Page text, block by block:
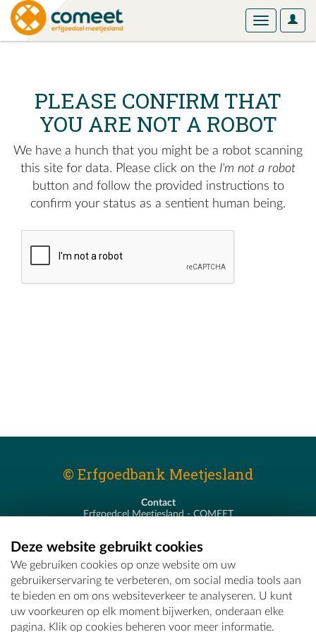
User
Toggle
PLEASE CONFIRM THAT
YOU ARE NOT A ROBOT
We have a hunch that you might be a robot scanning
this site for data. Please click on the I'm not a robot
button and follow the provided instructions to
confirm your status as a sentient human being.
© Erfgoedbank Meetjesland
Contact
Erfgoedcel Meetjesland - COMEET
T - 09 373 75 96
E -erfgoedcel@comeet.be
Deze website gebruikt cookies
We gebruiken cookies op onze website om uw
gebruikerservaring te verbeteren, om social media tools aan
te bieden en om ons websiteverkeer te analyseren. U kunt
uw voorkeuren op elk moment bijwerken, onderaan elke
pagina. Klik op cookies beheren voor meer informatie.